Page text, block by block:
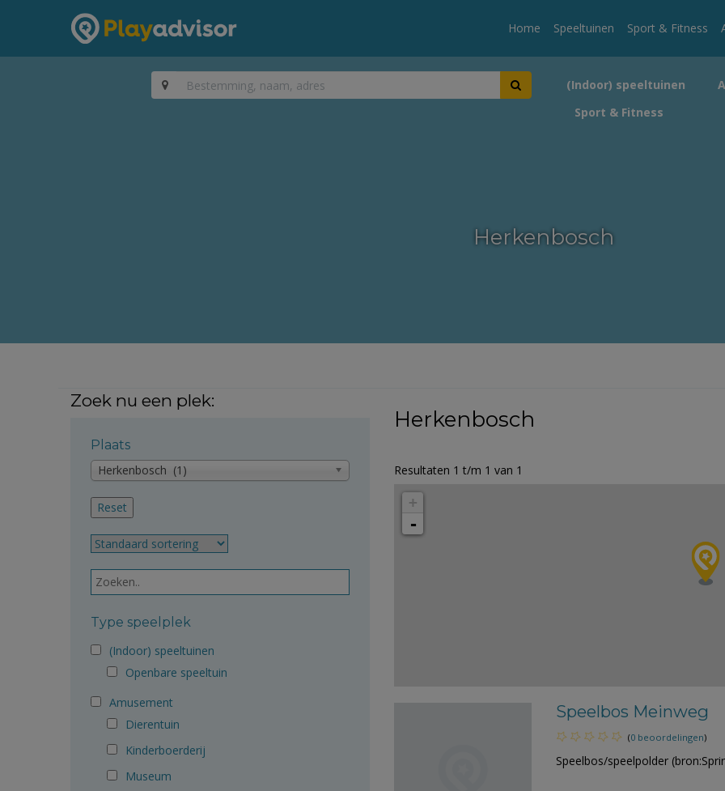
Home Speeltuinen Sport & Fitness
(Indoor) speeltuinen
Sport & Fitness
Herkenbosch
Zoek nu een plek:
Plaats
Herkenbosch (1)
Type speelplek
(Indoor) speeltuinen
Openbare speeltuin
Amusement
Dierentuin
Kinderboerderij
Museum
Herkenbosch
Resultaten 1 t/m 1 van 1
+
-
Speelbos Meinweg
(0 beoordelingen)
Speelbos/speelpolder